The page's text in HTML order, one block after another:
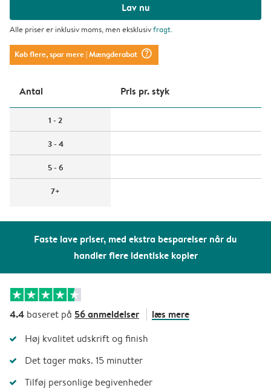
Faste lave priser, med ekstra besparelser når du
handler flere identiske kopier
Lav nu
Alle priser er inklusiv moms, men eksklusivfragt.
Køb flere, spar mere| Mængderabat question_mark_circle
Antal Pris pr. styk
1 - 2
3 - 4
5 - 6
7+
4.4 baseret på 56 anmeldelser læs mere
Høj kvalitet udskrift og finish
Det tager maks. 15 minutter
Tilføj personlige begivenheder